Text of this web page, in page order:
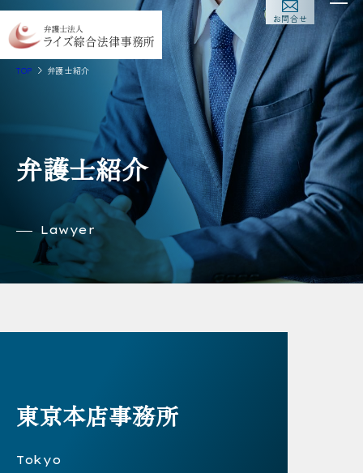
お問合せ
弁護士紹介
Lawyer
東京本店事務所
Tokyo
TOP 弁護士紹介